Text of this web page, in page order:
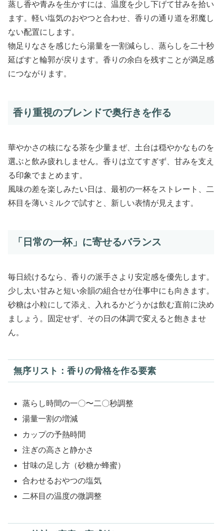
蒸し香や青みを生かすには、温度を少し下げて甘みを拾い
ます。軽い塩気のおやつと合わせ、香りの通り道を邪魔し
ない配置にします。
物足りなさを感じたら湯量を一割減らし、蒸らしを二十秒
延ばすと輪郭が戻ります。香りの余白を残すことが満足感
につながります。
香り重視のブレンドで奥行きを作る
華やかさの核になる茶を少量まぜ、土台は穏やかなものを
選ぶと飲み疲れしません。香りは立てすぎず、甘みを支え
る印象でまとめます。
風味の差を楽しみたい日は、最初の一杯をストレート、二
杯目を薄いミルクで試すと、新しい表情が見えます。
「日常の一杯」に寄せるバランス
毎日続けるなら、香りの派手さより安定感を優先します。
少し太い甘みと短い余韻の組合せが仕事中にも向きます。
砂糖は小粒にして添え、入れるかどうかは飲む直前に決め
ましょう。固定せず、その日の体調で変えると飽きませ
ん。
無序リスト：香りの骨格を作る要素
蒸らし時間の一〇〜二〇秒調整
湯量一割の増減
カップの予熱時間
注ぎの高さと静かさ
甘味の足し方（砂糖か蜂蜜）
合わせるおやつの塩気
二杯目の温度の微調整